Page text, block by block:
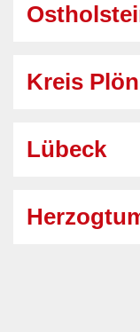
Kreis Plön
Lübeck